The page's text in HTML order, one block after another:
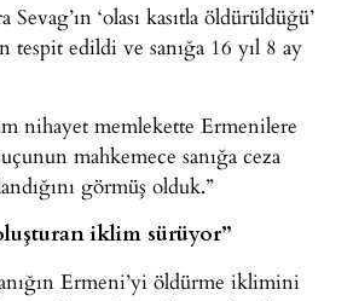
‘olası kasıtla öldürüldüğü’
tespit edildi ve sanığa 16 yıl 8 ay
nihayet memlekette Ermenilere
mahkemece sanığa ceza
görmüş olduk.”
iklim sürüyor”
Ermeni’yi öldürme iklimini